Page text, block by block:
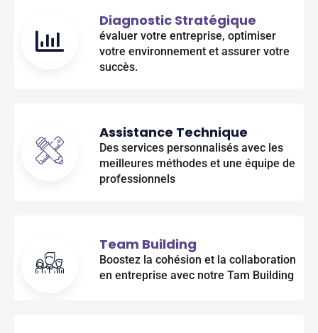
Diagnostic Stratégique
évaluer votre entreprise, optimiser
votre environnement et assurer votre
succès.
Assistance Technique
Des services personnalisés avec les
meilleures méthodes et une équipe de
professionnels
Team Building
Boostez la cohésion et la collaboration
en entreprise avec notre Tam Building